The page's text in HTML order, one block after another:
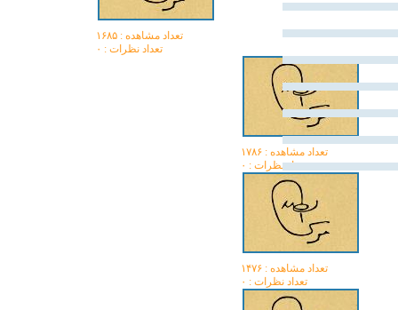
تعداد مشاهده :‌ ۱۶۸۵
تعداد نظرات : ۰
تعداد مشاهده :‌ ۱۷۸۶
تعداد نظرات : ۰
تعداد مشاهده :‌ ۱۴۷۶
تعداد نظرات : ۰